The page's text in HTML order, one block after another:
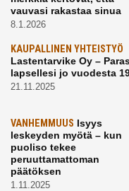
vauvasi rakastaa sinua
8.1.2026
KAUPALLINEN YHTEISTYÖ
Lastentarvike Oy –
lapsellesi jo vuodesta
21.11.2025
VANHEMMUUS Isyys
leskeyden myötä – kun
puoliso tekee
peruuttamattoman
päätöksen
1.11.2025